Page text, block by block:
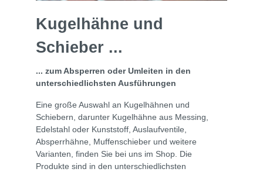
Kugelhähne und
Schieber ...
... zum Absperren oder Umleiten in den
unterschiedlichsten Ausführungen
Eine große Auswahl an Kugelhähnen und
Schiebern, darunter Kugelhähne aus Messing,
Edelstahl oder Kunststoff, Auslaufventile,
Absperrhähne, Muffenschieber und weitere
Varianten, finden Sie bei uns im Shop. Die
Produkte sind in den unterschiedlichsten